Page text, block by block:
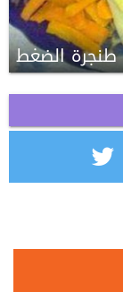
الضغط